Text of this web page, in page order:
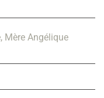
Mère Angélique